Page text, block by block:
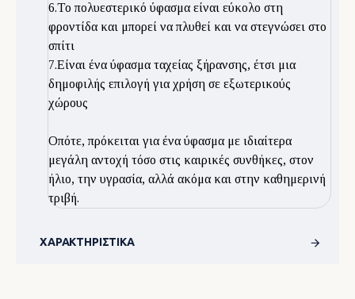
6.Το πολυεστερικό ύφασμα είναι εύκολο στη
φροντίδα και μπορεί να πλυθεί και να στεγνώσει στο
σπίτι
7.Είναι ένα ύφασμα ταχείας ξήρανσης, έτσι μια
δημοφιλής επιλογή για χρήση σε εξωτερικούς
χώρους
Οπότε, πρόκειται για ένα ύφασμα με ιδιαίτερα
μεγάλη αντοχή τόσο στις καιρικές συνθήκες, στον
ήλιο, την υγρασία, αλλά ακόμα και στην καθημερινή
τριβή.
ΧΑΡΑΚΤΗΡΙΣΤΙΚΆ